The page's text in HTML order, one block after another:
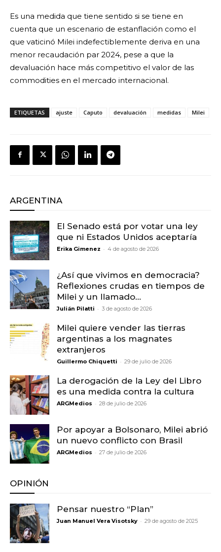
Es una medida que tiene sentido si se tiene en
cuenta que un escenario de estanflación como el
que vaticinó Milei indefectiblemente deriva en una
menor recaudación par 2024, pese a que la
devaluación hace más competitivo el valor de las
commodities en el mercado internacional.
ETIQUETAS ajuste Caputo devaluación medidas Milei
ARGENTINA
El Senado está por votar una ley
que ni Estados Unidos aceptaría
Erika Gimenez - 4 de agosto de 2026
¿Así que vivimos en democracia?
Reflexiones crudas en tiempos de
Milei y un llamado...
Julián Pilatti - 3 de agosto de 2026
Milei quiere vender las tierras
argentinas a los magnates
extranjeros
Guillermo Chiquetti - 29 de julio de 2026
La derogación de la Ley del Libro
es una medida contra la cultura
ARGMedios - 28 de julio de 2026
Por apoyar a Bolsonaro, Milei abrió
un nuevo conflicto con Brasil
ARGMedios - 27 de julio de 2026
OPINIÓN
Pensar nuestro “Plan”
Juan Manuel Vera Visotsky - 29 de agosto de 2025